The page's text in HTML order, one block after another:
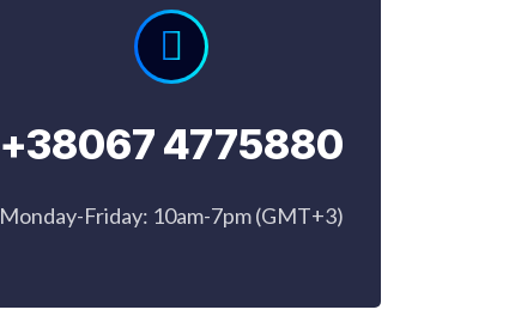
+38067 4775880
Monday-Friday: 10am-7pm (GMT+3)